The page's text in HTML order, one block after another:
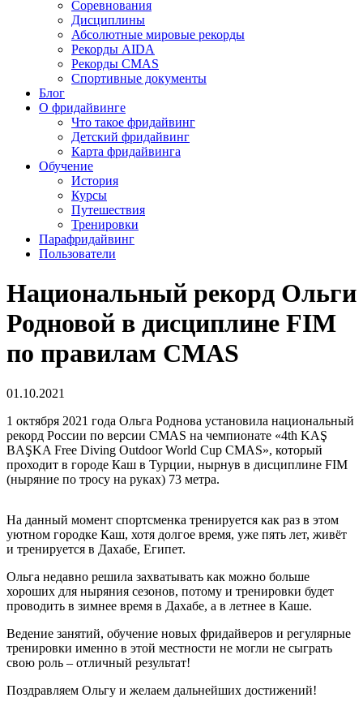
Соревнования
Дисциплины
Абсолютные мировые рекорды
Рекорды AIDA
Рекорды CMAS
Спортивные документы
Блог
О фридайвинге
Что такое фридайвинг
Детский фридайвинг
Карта фридайвинга
Обучение
История
Курсы
Путешествия
Тренировки
Парафридайвинг
Пользователи
Национальный рекорд Ольги
Родновой в дисциплине FIM
по правилам CMAS
01.10.2021
1 октября 2021 года Ольга Роднова установила национальный
рекорд России по версии CMAS на чемпионате «4th KAŞ
BAŞKA Free Diving Outdoor World Cup CMAS», который
проходит в городе Каш в Турции, нырнув в дисциплине FIM
(ныряние по тросу на руках) 73 метра.
На данный момент спортсменка тренируется как раз в этом
уютном городке Каш, хотя долгое время, уже пять лет, живёт
и тренируется в Дахабе, Египет.
Ольга недавно решила захватывать как можно больше
хороших для ныряния сезонов, потому и тренировки будет
проводить в зимнее время в Дахабе, а в летнее в Каше.
Ведение занятий, обучение новых фридайверов и регулярные
тренировки именно в этой местности не могли не сыграть
свою роль – отличный результат!
Поздравляем Ольгу и желаем дальнейших достижений!